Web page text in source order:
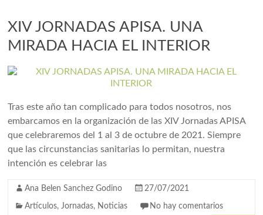
XIV JORNADAS APISA. UNA
MIRADA HACIA EL INTERIOR
Tras este año tan complicado para todos nosotros, nos
embarcamos en la organización de las XIV Jornadas APISA
que celebraremos del 1 al 3 de octubre de 2021. Siempre
que las circunstancias sanitarias lo permitan, nuestra
intención es celebrar las
Ana Belen Sanchez Godino 27/07/2021
Artículos,Jornadas, Noticias No hay comentarios